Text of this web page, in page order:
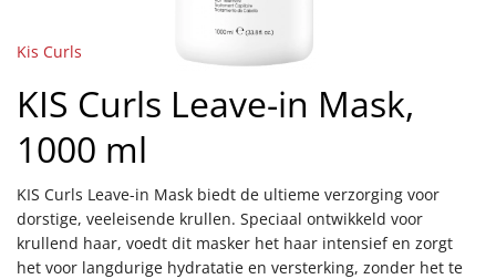
Kis Curls
KIS Curls Leave-in Mask,
1000 ml
KIS Curls Leave-in Mask biedt de ultieme verzorging voor
dorstige, veeleisende krullen. Speciaal ontwikkeld voor
krullend haar, voedt dit masker het haar intensief en zorgt
het voor langdurige hydratatie en versterking, zonder het te